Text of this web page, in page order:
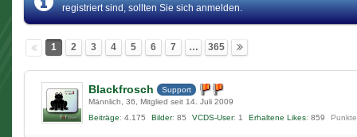
registriert sind, sollten Sie sich anmelden.
1 2 3 4 5 6 7 … 365
Blackfrosch
Support
Männlich
36
Mitglied seit 14. Juli 2009
Beiträge
4.175 Bilder 85 VCDS-User 1 Erhaltene Likes 859 Punkte